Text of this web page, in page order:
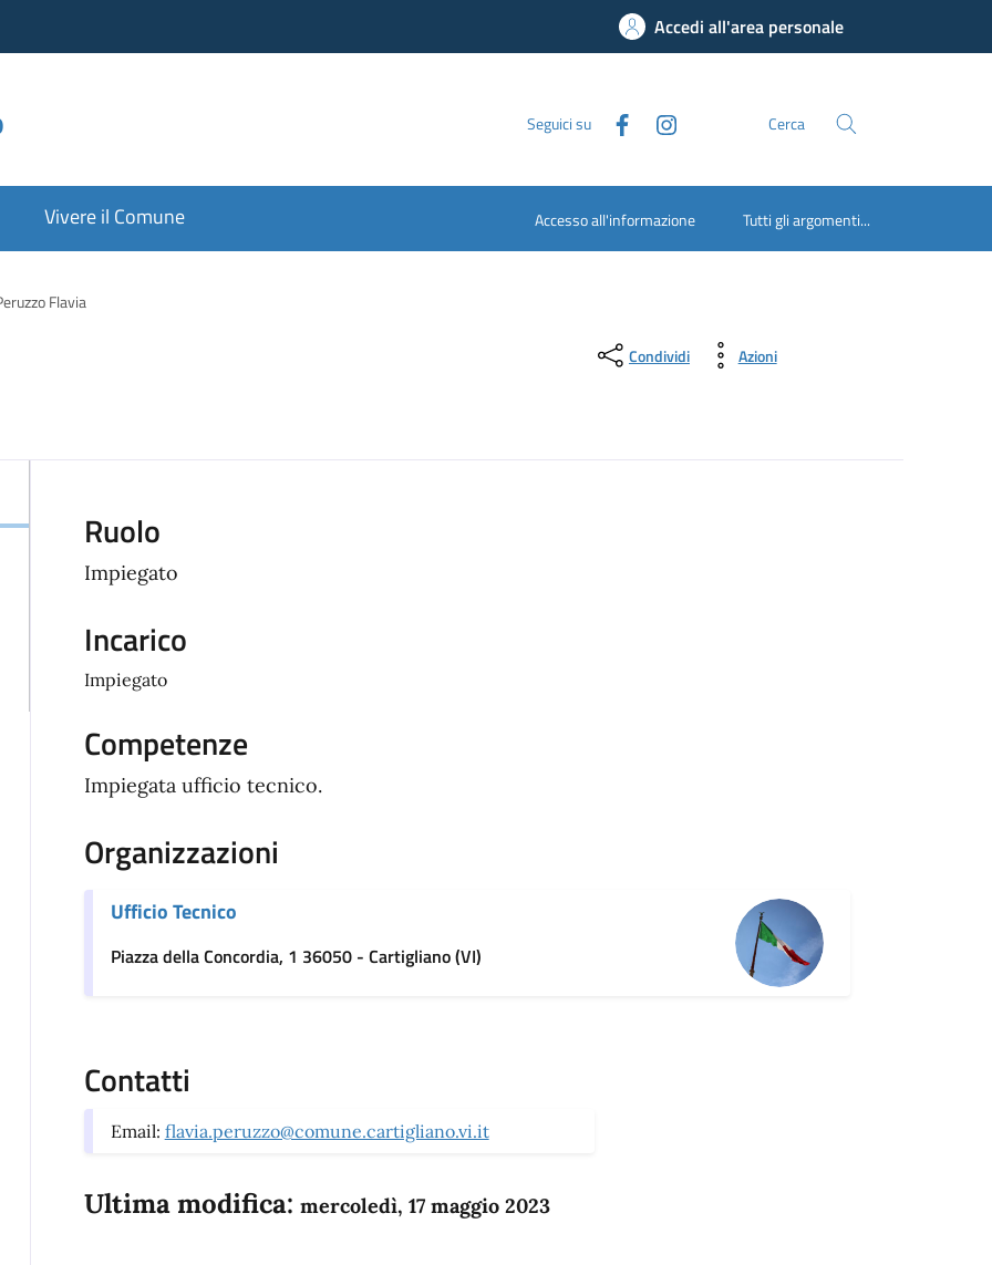
Accedi all'area personale
Seguici su Cerca
Vivere il Comune Accesso all'informazione Tutti gli argomenti...
Flavia
Condividi Azioni
Ruolo
Impiegato
Incarico
Impiegato
Competenze
Impiegata ufficio tecnico.
Organizzazioni
Ufficio Tecnico
Piazza della Concordia, 1 36050 - Cartigliano (VI)
Contatti
Email: flavia.peruzzo@comune.cartigliano.vi.it
Ultima modifica: mercoledì, 17 maggio 2023